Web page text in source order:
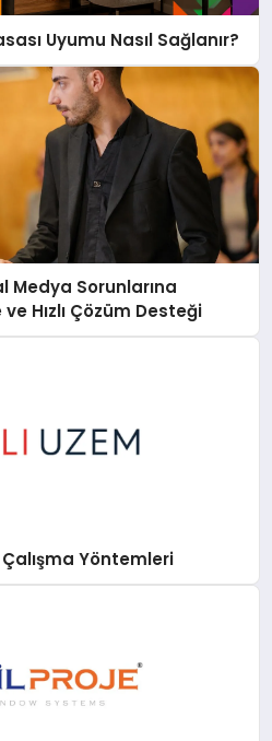
Uyumu Nasıl Sağlanır?
Medya Sorunlarına
Hızlı Çözüm Desteği
Çalışma Yöntemleri